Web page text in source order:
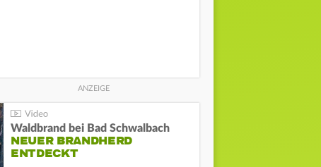
Waldbrand bei Bad Schwalbach
NEUER BRANDHERD
ENTDECKT